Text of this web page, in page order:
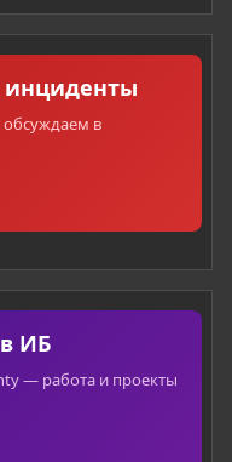
инциденты
обсуждаем в
ИБ
— работа и проекты